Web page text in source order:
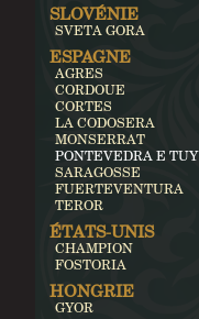
SLOVÉNIE
SVETA GORA
ESPAGNE
AGRES
CORDOUE
CORTES
LA CODOSERA
MONSERRAT
PONTEVEDRA E TUY
SARAGOSSE
FUERTEVENTURA
TEROR
ÉTATS-UNIS
CHAMPION
FOSTORIA
HONGRIE
GYOR